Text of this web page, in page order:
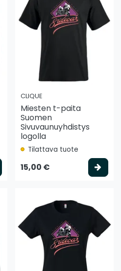
Valitse vaihtoehto
CLIQUE
Miesten t-paita
Suomen
Sivuvaunuyhdistys
logolla
Tilattava tuote
15,00 €